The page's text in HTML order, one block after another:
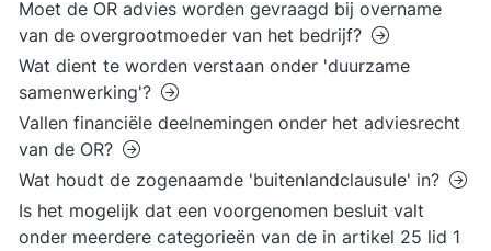
Moet de OR advies worden gevraagd bij overname
van de overgrootmoeder van het bedrijf?
Wat dient te worden verstaan onder 'duurzame
samenwerking'?
Vallen financiële deelnemingen onder het adviesrecht
van de OR?
Wat houdt de zogenaamde 'buitenlandclausule' in?
Is het mogelijk dat een voorgenomen besluit valt
onder meerdere categorieën van de in artikel 25 lid 1